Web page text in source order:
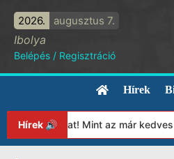
2026. augusztus 7.
Ibolya
Belépés / Regisztráció
Hírek
Hírek 🔊Mint az már kedves